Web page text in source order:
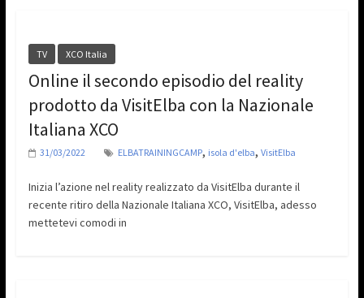
TV XCO Italia
Online il secondo episodio del reality
prodotto da VisitElba con la Nazionale
Italiana XCO
31/03/2022 ELBATRAININGCAMP, isola d'elba, VisitElba
Inizia l’azione nel reality realizzato da VisitElba durante il
recente ritiro della Nazionale Italiana XCO, VisitElba, adesso
mettetevi comodi in